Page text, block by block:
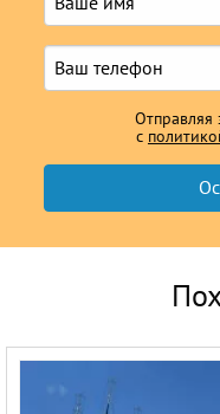
Отправляя
с